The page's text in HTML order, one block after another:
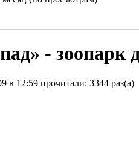
- зоопарк
в 12:59 прочитали: 3344 раз(а)